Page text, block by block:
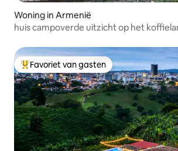
Woning in Armenië
huis campoverde uitzicht op het
Topfavoriet van gasten
Favoriet van gasten